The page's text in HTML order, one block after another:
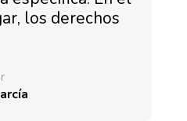
los derechos